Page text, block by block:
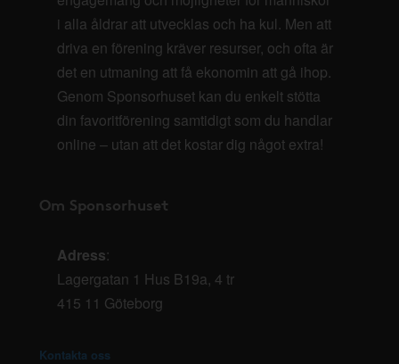
i alla åldrar att utvecklas och ha kul. Men att
driva en förening kräver resurser, och ofta är
det en utmaning att få ekonomin att gå ihop.
Genom Sponsorhuset kan du enkelt stötta
din favoritförening samtidigt som du handlar
online – utan att det kostar dig något extra!
Om Sponsorhuset
Adress:
Lagergatan 1 Hus B19a, 4 tr
415 11 Göteborg
Kontakta oss